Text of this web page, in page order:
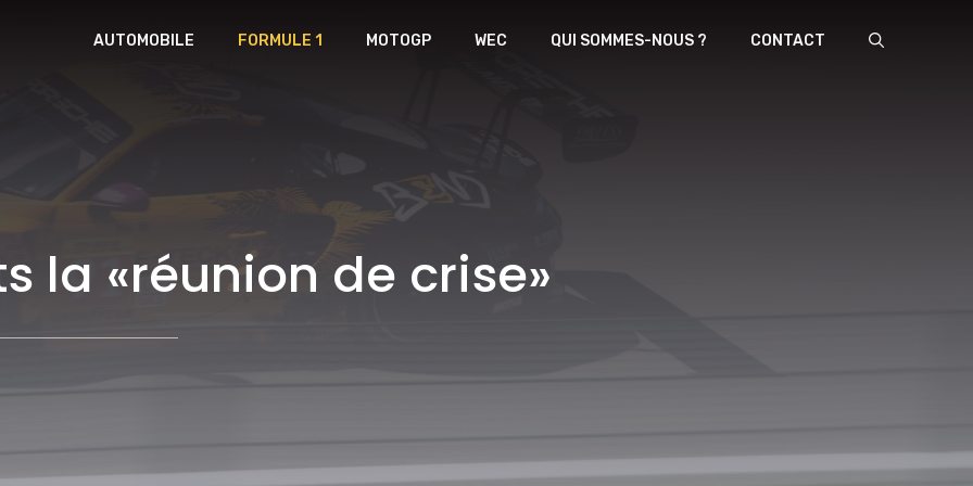
AUTOMOBILE FORMULE 1 MOTOGP WEC QUI SOMMES-NOUS ? CONTACT
la «réunion de crise»